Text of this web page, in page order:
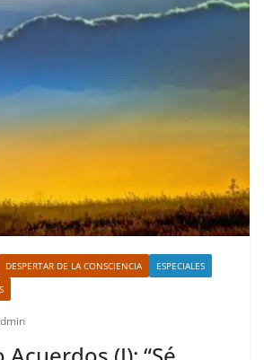
DESPERTAR DE LA CONSCIENCIA
ESPECIALES